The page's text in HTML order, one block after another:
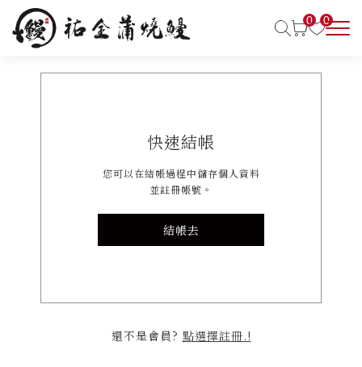
0 0
快速結帳
您可以在結帳過程中儲存個人資料
並註冊帳號。
結帳去
還不是會員? 點選擇註冊.!